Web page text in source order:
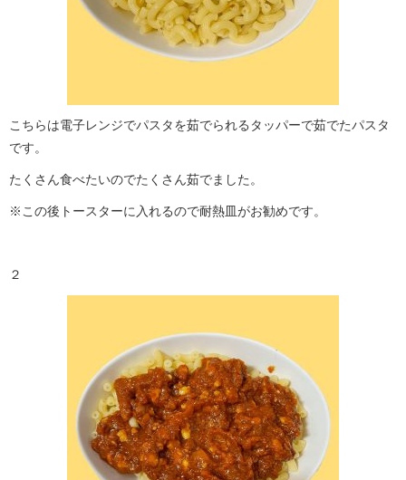
こちらは電子レンジでパスタを茹でられるタッパーで茹でたパスタ
です。
たくさん食べたいのでたくさん茹でました。
※この後トースターに入れるので耐熱皿がお勧めです。
２